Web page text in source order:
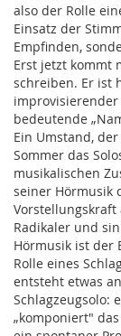
also der Rolle
Einsatz der
Empfinden,
Erst jetzt kommt
schreiben. Er ist
improvisierender
bedeutende
Ein Umstand,
Sommer das
musikalischen
seiner Hörmusik
Radikaler und
Hörmusik ist der
Rolle eines
entsteht etwas
Schlagzeugsolo:
„komponiert"